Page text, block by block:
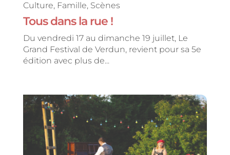
Culture, Famille, Scènes
Tous dans la rue !
Du vendredi 17 au dimanche 19 juillet, Le
Grand Festival de Verdun, revient pour sa 5e
édition avec plus de...